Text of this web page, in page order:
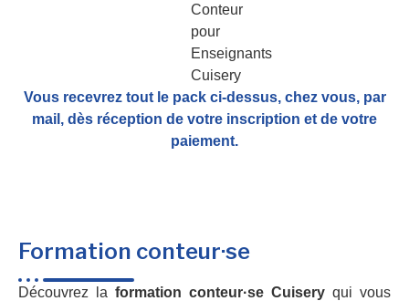
Vous recevrez tout le pack ci-dessus, chez vous, par
mail, dès réception de votre inscription et de votre
paiement.
Formation conteur·se
Découvrez la formation conteur·se Cuisery qui vous